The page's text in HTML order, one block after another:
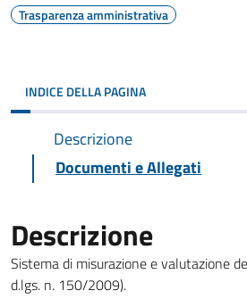
Trasparenza amministrativa
INDICE DELLA PAGINA
Descrizione
Documenti e Allegati
Descrizione
Sistema di misurazione e valutazione
d.lgs. n. 150/2009).